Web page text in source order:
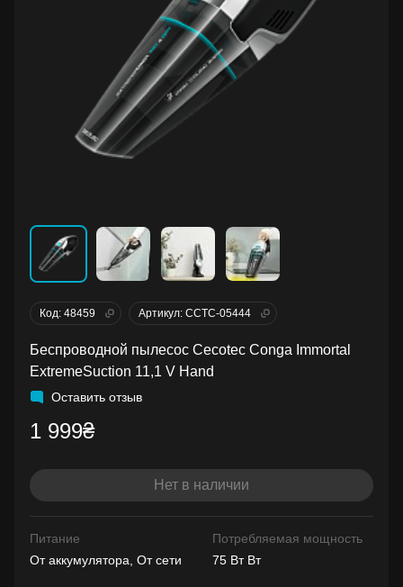
Код: 48459 Артикул: CCTC-05444
Беспроводной пылесос Cecotec Conga Immortal
ExtremeSuction 11,1 V Hand
Оставить отзыв
1 999₴
Нет в наличии
Питание
От аккумулятора, От сети
Потребляемая мощность
75 Вт Вт